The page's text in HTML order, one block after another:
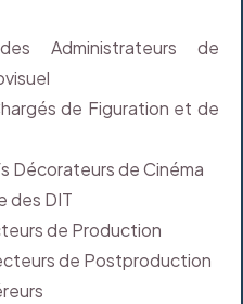
Administrateurs de
de Figuration et de
Décorateurs de Cinéma
des DIT
de Production
de Postproduction